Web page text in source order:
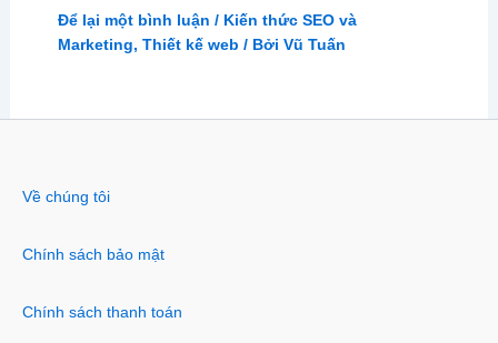
Để lại một bình luận / Kiến thức SEO và
Marketing, Thiết kế web / Bởi Vũ Tuấn
Về chúng tôi
Chính sách bảo mật
Chính sách thanh toán